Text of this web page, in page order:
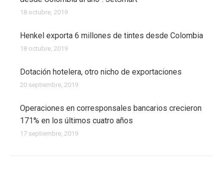
18 octubre, 2019
Henkel exporta 6 millones de tintes desde Colombia
18 octubre, 2019
Dotación hotelera, otro nicho de exportaciones
20 septiembre, 2019
Operaciones en corresponsales bancarios crecieron
171% en los últimos cuatro años
17 septiembre, 2019